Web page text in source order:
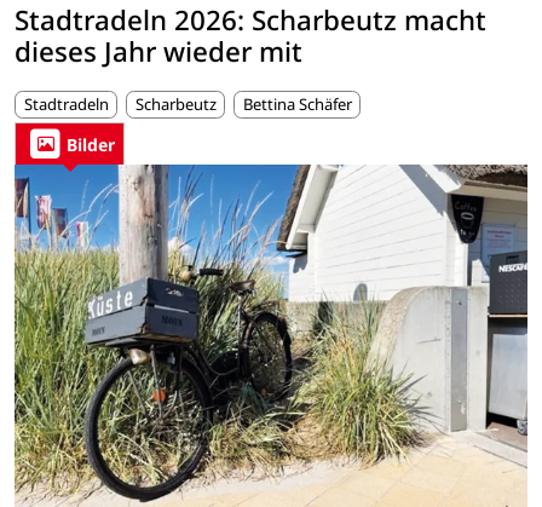
Stadtradeln 2026: Scharbeutz macht
dieses Jahr wieder mit
Stadtradeln Scharbeutz Bettina Schäfer
Bilder